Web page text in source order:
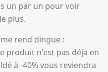
un par un pour voir
plus.
rend dingue :
produit n'est pas déjà en
à -40% vous reviendra